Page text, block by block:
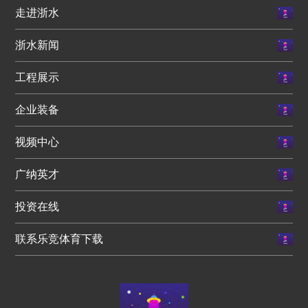
走进浙水
浙水新闻
工程展示
企业装备
视频中心
广纳英才
投资在线
联系乐竞体育下载